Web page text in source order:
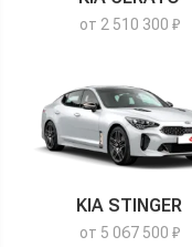
от 2 510 300 ₽
KIA STINGER
от 5 067 500 ₽